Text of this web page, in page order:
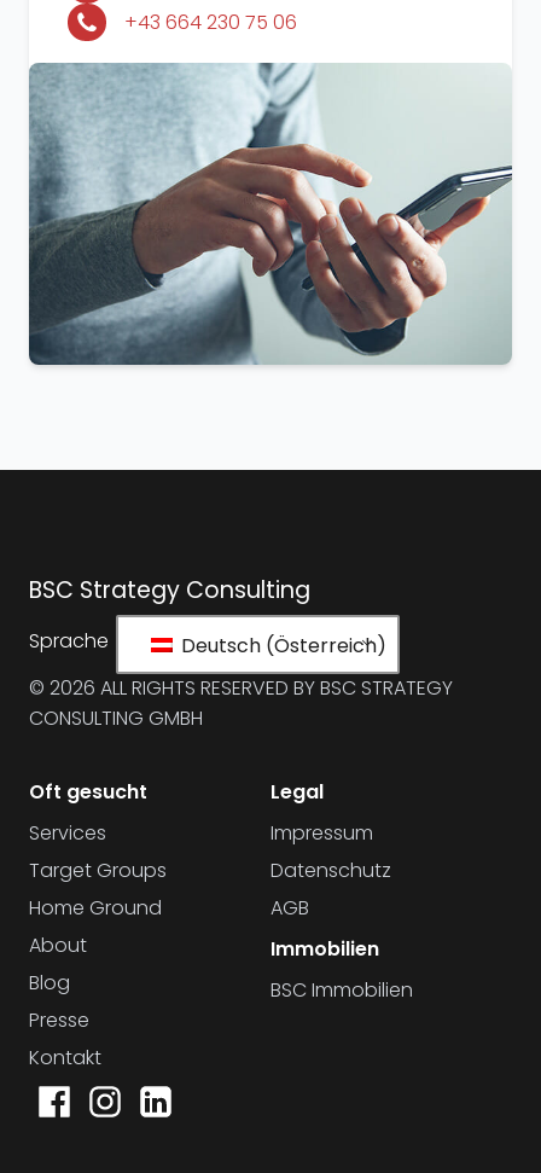
+43 664 230 75 06
BSC Strategy Consulting
Sprache
Deutsch (Österreich)
© 2026 ALL RIGHTS RESERVED BY BSC STRATEGY
CONSULTING GMBH
Oft gesucht
Services
Target Groups
Home Ground
About
Blog
Presse
Kontakt
Legal
Impressum
Datenschutz
AGB
Immobilien
BSC Immobilien